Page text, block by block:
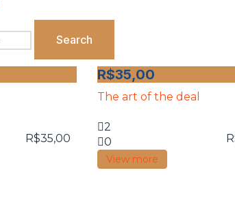
R$35,00
R$35,00
The art of the deal
2
0
View more